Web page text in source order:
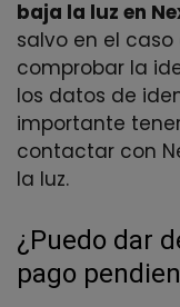
baja la luz en
salvo en el
comprobar la
los datos de
importante
contactar con
la luz.
¿Puedo dar
pago